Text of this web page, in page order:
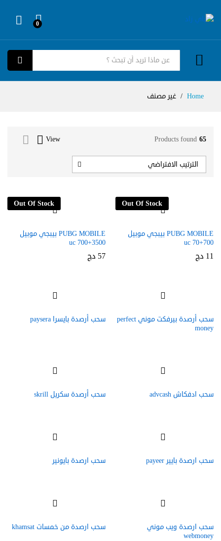
0
كل الفئات
بحث
Home
/ غير مصنف
65
Products found
View
الترتيب الافتراضي
Out Of Stock
PUBG MOBILE بيبجي موبيل
3500+700 uc
57 دج
Out Of Stock
PUBG MOBILE بيبجي موبيل
700+70 uc
11 دج
سحب أرصدة بايسرا paysera
سحب أرصدة بيرفكت موني perfect
money
سحب أرصدة سكريل skrill سحب ادفكاش advcash
سحب ارصدة بايونير سحب ارصدة بايير payeer
سحب ارصدة من خمسات khamsat
سحب ارصدة ويب موني
webmoney